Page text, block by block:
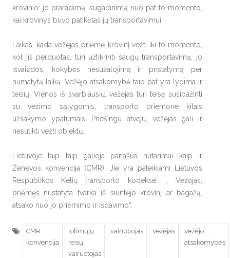
krovinio: jo praradimą, sugadinimą nuo pat to momento,
kai krovinys buvo patikėtas jų transportavimui.
Laikas, kada vežėjas priėmė krovinį vežti iki to momento,
kol jis perduotas, turi užtikrinti saugų transportavimą, jo
išvaizdos, kokybės nesužalojimą ir pristatymą per
numatytą laiką. Vežėjo atsakomybė taip pat yra lydima ir
teisių. Vienos iš svarbiausių: vežėjas turi teisę susipažinti
su vežimo sąlygomis, transporto priemone kitais
užsakymo ypatumais. Priešingu atveju, vežėjas gali ir
nesutikti vežti objektų.
Lietuvoje taip taip galioja panašūs nutarimai kaip ir
Ženevos konvencija (CMR). Jie yra pateikiami Lietuvos
Respublikos Kelių transporto kodekse: „ Vežėjas,
priėmęs nustatyta tvarka iš siuntėjo krovinį ar bagažą,
atsako nuo jo priėmimo ir išdavimo“.
CMR
konvencija
tolimųjų
reisų
vairuotojas
vairuotojas vežėjas
vežėjo
atsakomybės